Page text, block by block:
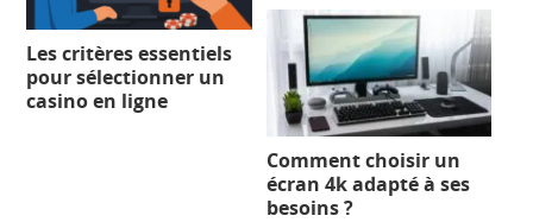
Les critères essentiels
pour sélectionner un
casino en ligne
Comment choisir un
écran 4k adapté à ses
besoins ?